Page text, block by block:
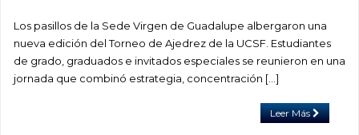
Los pasillos de la Sede Virgen de Guadalupe albergaron una
nueva edición del Torneo de Ajedrez de la UCSF. Estudiantes
de grado, graduados e invitados especiales se reunieron en una
jornada que combinó estrategia, concentración […]
Leer Más